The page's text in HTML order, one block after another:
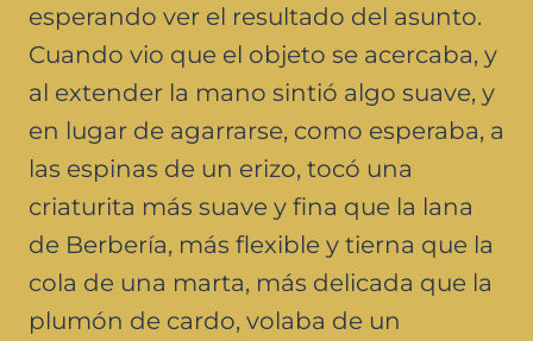
esperando ver el resultado del asunto.
Cuando vio que el objeto se acercaba, y
al extender la mano sintió algo suave, y
en lugar de agarrarse, como esperaba, a
las espinas de un erizo, tocó una
criaturita más suave y fina que la lana
de Berbería, más flexible y tierna que la
cola de una marta, más delicada que la
plumón de cardo, volaba de un